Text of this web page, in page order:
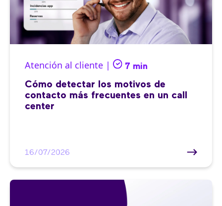
Atención al cliente | 7 min
Cómo detectar los motivos de
contacto más frecuentes en un call
center
16/07/2026